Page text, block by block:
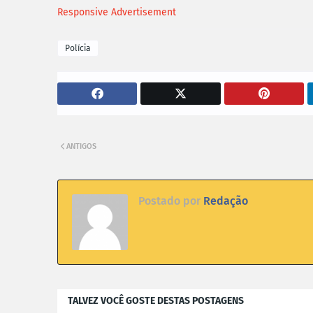
Responsive Advertisement
Polícia
ANTIGOS
Postado por Redação
TALVEZ VOCÊ GOSTE DESTAS POSTAGENS